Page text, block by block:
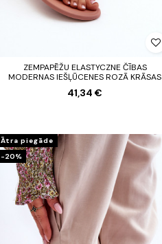
ZEMPAPĒŽU ELASTYCZNE ČĪBAS
MODERNAS IEŠĻŪCENES ROZĀ KRĀSAS
41,34 €
Ātra piegāde
-20%